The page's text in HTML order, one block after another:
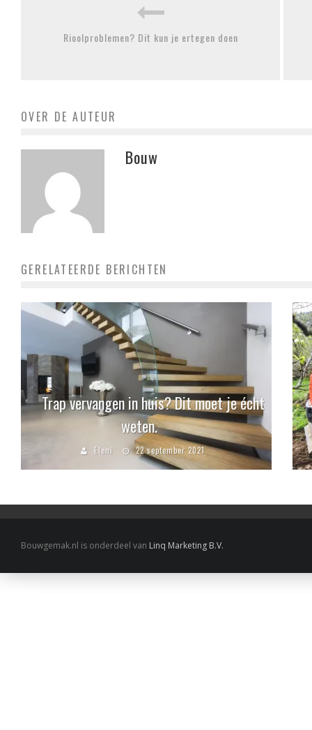
Rioolproblemen? Dit kun je ertegen doen
OVER DE AUTEUR
Bouw
GERELATEERDE BERICHTEN
Trap vervangen in huis? Dit moet je écht
weten.
Eleni 22 september 2021
Bouwgemak.nl is onderdeel van Linq Marketing B.V.